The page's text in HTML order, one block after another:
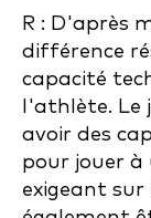
R : D'après
différence
capacité
l'athlète.
avoir des
pour jouer
exigeant